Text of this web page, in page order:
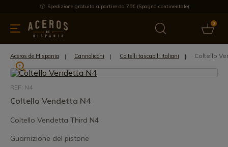
Spedizione gratuita a partire da 75€ (Spagna continentale)
0
cucina Offre Ultime notizie Venduti Marche
Aceros de Hispania Cannolicchi Coltelli tascabili italiani Coltello
REF: N4
Coltello Vendetta N4
Coltello Vendetta Third N4
Guarnizione del pistone